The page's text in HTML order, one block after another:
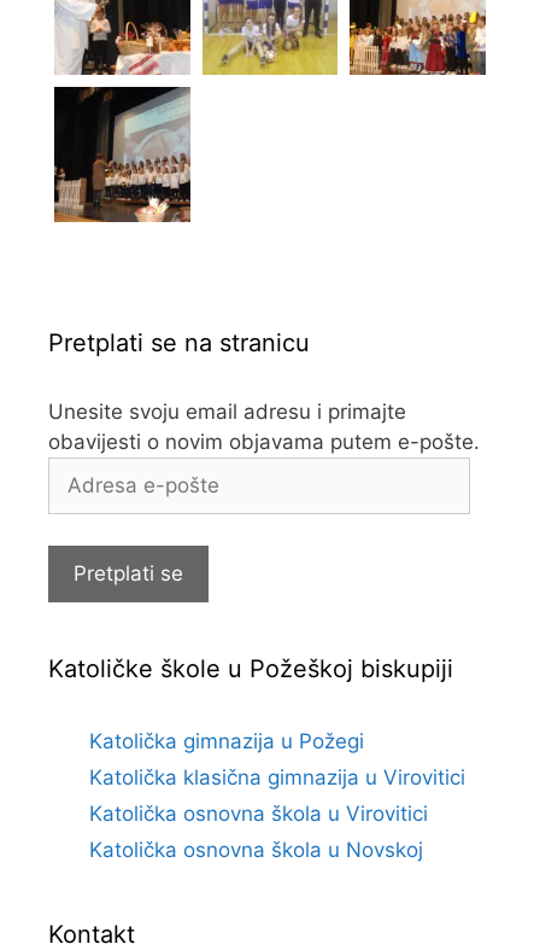
Pretplati se na stranicu
Unesite svoju email adresu i primajte
obavijesti o novim objavama putem e-pošte.
Adresa
Pretplati se
Katoličke škole u Požeškoj biskupiji
Katolička gimnazija u Požegi
Katolička klasična gimnazija u Virovitici
Katolička osnovna škola u Virovitici
Katolička osnovna škola u Novskoj
Kontakt